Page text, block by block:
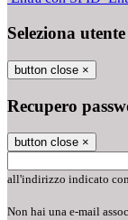
Seleziona utente
button close ×
Recupero
button close ×
all'indirizzo indicato
Non hai una e-mail